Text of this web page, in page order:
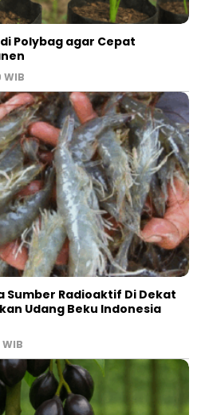
Polybag agar Cepat
WIB
Sumber Radioaktif Di Dekat
Udang Beku Indonesia